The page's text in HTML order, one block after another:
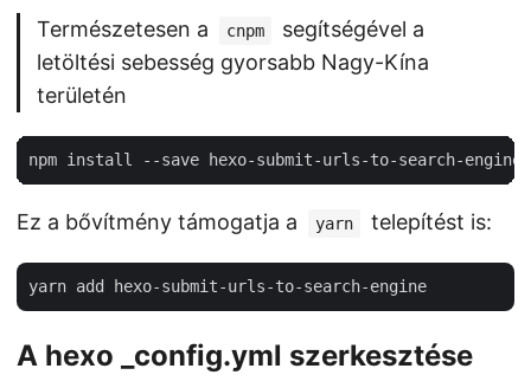
Természetesen a cnpm
segítségével a
letöltési sebesség gyorsabb Nagy-Kína
területén
Ez a bővítmény támogatja a yarn telepítést is:
A hexo _config.yml szerkesztése